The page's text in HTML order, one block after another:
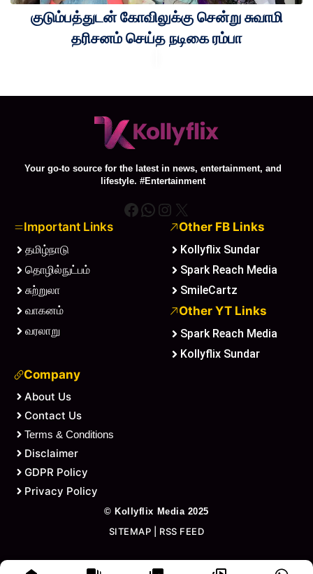
குடும்பத்துடன் கோவிலுக்கு சென்று சுவாமி
தரிசனம் செய்த நடிகை ரம்பா
Your go-to source for the latest in news, entertainment, and
lifestyle. #Entertainment
Facebook
WhatsApp
Instagram
X
Important Links
தமிழ்நாடு
தொழில்நுட்பம்
சுற்றுலா
வாகனம்
வரலாறு
Other FB Links
Kollyflix Sundar
Spark Reach Media
SmileCartz
Other YT Links
Spark Reach Media
Kollyflix Sundar
Company
About Us
Contact Us
Terms & Conditions
Disclaimer
GDPR Policy
Privacy Policy
© Kollyflix Media 2025
SITEMAP RSS FEED